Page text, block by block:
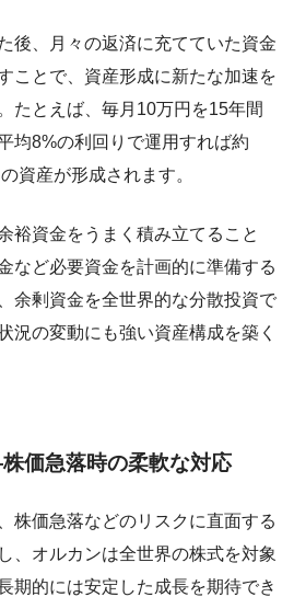
後、月々の返済に充てていた資金
ことで、資産形成に新たな加速を
たとえば、毎月10万円を15年間
均8%の利回りで運用すれば約
資産が形成されます。
裕資金をうまく積み立てること
など必要資金を計画的に準備する
余剰資金を全世界的な分散投資で
況の変動にも強い資産構成を築く
価急落時の柔軟な対応
株価急落などのリスクに直面する
、オルカンは全世界の株式を対象
期的には安定した成長を期待でき